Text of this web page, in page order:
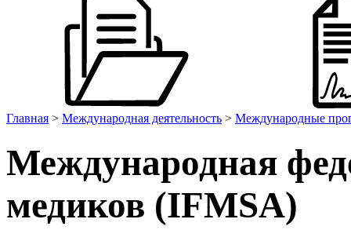
Главная > Международная деятельность > Международные
Международная
медиков (IFMSA)